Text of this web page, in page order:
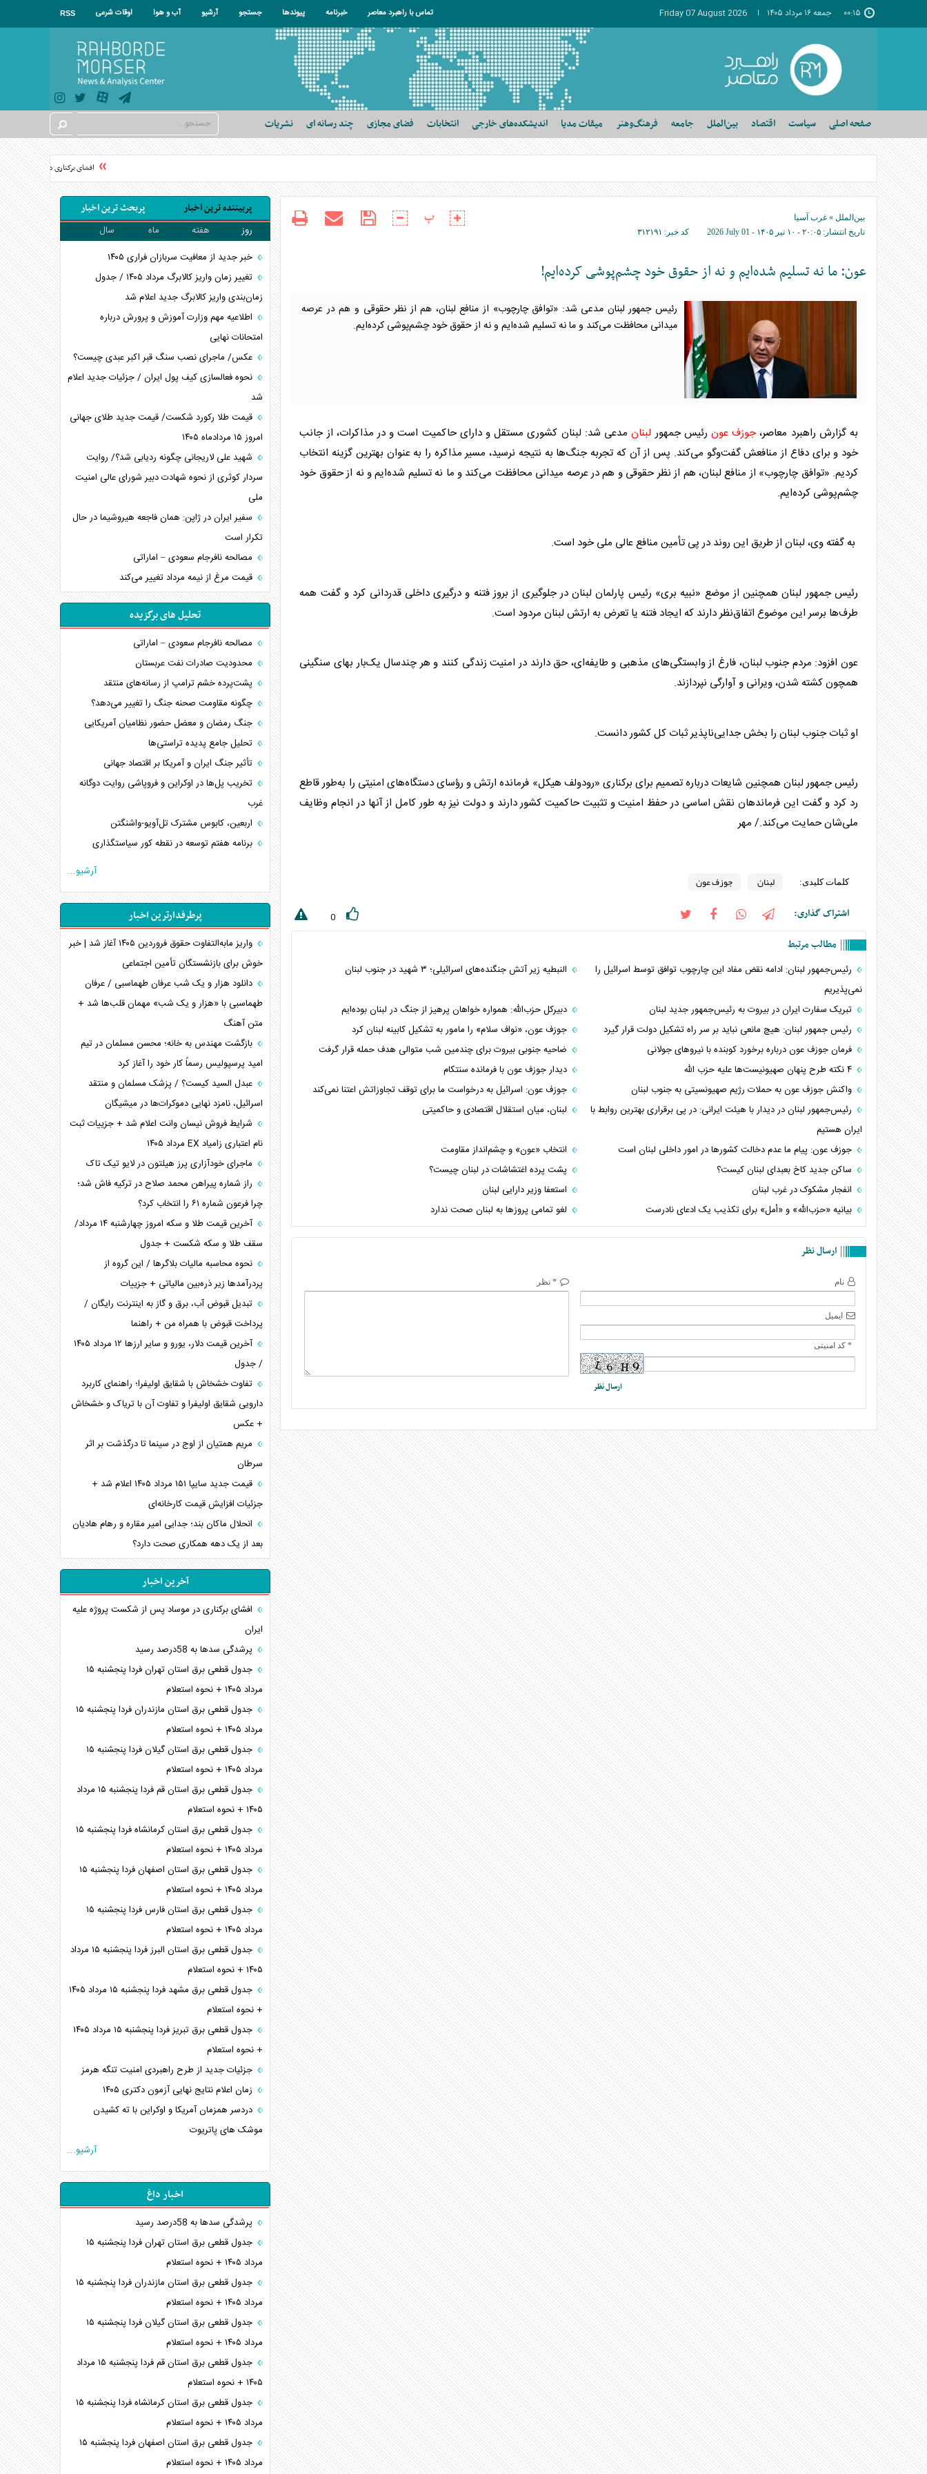
۰۰:۱۵ جمعه ۱۶ مرداد ۱۴۰۵ Friday 07 August 2026 تماس با راهبرد معاصر خبرنامه پیوندها جستجو آرشیو آب و هوا اوقات شرعی RSS
صفحه اصلی سیاست اقتصاد بین‌الملل جامعه فرهنگ‌وهنر میقات مدیا اندیشکده‌های خارجی انتخابات فضای مجازی چند رسانه ای نشریات
افشای برکناری در موساد پس از
بین‌الملل » غرب آسیا
تاریخ انتشار: ۲۰:۰۵ - ۱۰ تير ۱۴۰۵ - 2026 July 01 کد خبر: ۳۱۲۱۹۱
پ
عون: ما نه تسلیم شده‌ایم و نه از حقوق خود چشم‌پوشی کرده‌ایم!
رئیس جمهور لبنان مدعی شد: «توافق چارچوب» از منافع لبنان، هم از نظر حقوقی و هم در عرصه
میدانی محافظت می‌کند و ما نه تسلیم شده‌ایم و نه از حقوق خود چشم‌پوشی کرده‌ایم.
به گزارش راهبرد معاصر،جوزف عون رئیس جمهور لبنانمدعی شد: لبنان کشوری مستقل و دارای حاکمیت است و در مذاکرات، از جانب
خود و برای دفاع از منافعش گفت‌و‌گو می‌کند. پس از آن که تجربه جنگ‌ها به نتیجه نرسید، مسیر مذاکره را به عنوان بهترین گزینه انتخاب
کردیم. «توافق چارچوب» از منافع لبنان، هم از نظر حقوقی و هم در عرصه میدانی محافظت می‌کند و ما نه تسلیم شده‌ایم و نه از حقوق خود
چشم‌پوشی کرده‌ایم.
به گفته وی، لبنان از طریق این روند در پی تأمین منافع عالی ملی خود است.
رئیس جمهور لبنانهمچنین از موضع «نبیه بری» رئیس پارلمان لبناندر جلوگیری از بروز فتنه و درگیری داخلی قدردانی کرد و گفت همه
طرف‌ها برسر این موضوع اتفاق‌نظر دارند که ایجاد فتنه یا تعرض به ارتش لبنان مردود است.
عون افزود: مردم جنوب لبنان، فارغ از وابستگی‌های مذهبی و طایفه‌ای، حق دارند در امنیت زندگی کنند و هر چندسال یک‌بار بهای سنگینی
همچون کشته شدن، ویرانی و آوارگی نپردازند.
او ثبات جنوب لبنان را بخش جدایی‌ناپذیر ثبات کل کشور دانست.
رئیس جمهورلبنان همچنین شایعات درباره تصمیم برای برکناری «رودولف هیکل» فرمانده ارتش و رؤسای دستگاه‌های امنیتی را به‌طور قاطع
رد کرد و گفت این فرماندهان نقش اساسی در حفظ امنیت و تثبیت حاکمیت کشور دارند و دولت نیز به طور کامل از آنها در انجام وظایف
ملی‌شان حمایت می‌کند./ مهر
کلمات کلیدی: لبنان جوزف عون
اشتراک گذاری: 0
مطالب مرتبط
رئیس‌جمهور لبنان: ادامه نقض مفاد این چارچوب توافق توسط اسرائیل را
نمی‌پذیریم
النبطیه زیر آتش جنگنده‌های اسرائیلی؛ ۳ شهید در جنوب لبنان
تبریک سفارت ایران در بیروت به رئیس‌جمهور جدید لبنان
دبیرکل حزب‌الله: همواره خواهان پرهیز از جنگ در لبنان بوده‌ایم
رئیس جمهور لبنان: هیچ مانعی نباید بر سر راه تشکیل دولت قرار گیرد
جوزف عون، «نواف سلام» را مامور به تشکیل کابینه لبنان کرد
فرمان جوزف عون درباره برخورد کوبنده با نیرو‌های جولانی
ضاحیه جنوبی بیروت برای چندمین شب متوالی هدف حمله قرار گرفت
دیدار جوزف عون با فرمانده سنتکام
واکنش جوزف عون به حملات رژیم صهیونسیتی به جنوب لبنان
جوزف عون: اسرائیل به درخواست ما برای توقف تجاوزاتش اعتنا نمی‌کند
رئیس‌جمهور لبنان در دیدار با هیئت ایرانی: در پی برقراری بهترین روابط با
ایران هستیم
لبنان، میان استقلال اقتصادی و حاکمیتی
جوزف عون: پیام ما عدم دخالت کشور‌ها در امور داخلی لبنان است
انتخاب «عون» و چشم‌انداز مقاومت
ساکن جدید کاخ بعبدای لبنان کیست؟
پشت پرده اغتشاشات در لبنان چیست؟
انفجار مشکوک در غرب لبنان
استعفا وزیر دارایی لبنان
بیانیه «حزب‌الله» و «أمل» برای تکذیب یک ادعای نادرست
لغو تمامی پروز‌ها به لبنان صحت ندارد
ارسال نظر
نام
ایمیل
* کد امنیتی
* نظر
پربیننده ترین اخبار پربحث ترین اخبار
روز هفته ماه
سال
خبر جدید از معافیت سربازان فراری ۱۴۰۵
تغییر زمان واریز کالابرگ مرداد ۱۴۰۵ / جدول
زمان‌بندی واریز کالابرگ جدید اعلام شد
اطلاعیه مهم وزارت آموزش و پرورش درباره
امتحانات نهایی
عکس/ ماجرای نصب سنگ قبر اکبر عبدی چیست؟
نحوه فعالسازی کیف پول ایران / جزئیات جدید اعلام
شد
قیمت طلا رکورد شکست/ قیمت جدید طلای جهانی
امروز ۱۵ مردادماه ۱۴۰۵
شهید علی لاریجانی چگونه ردیابی شد؟/ روایت
سردار کوثری از نحوه شهادت دبیر شورای عالی امنیت
ملی
سفیر ایران در ژاپن: همان فاجعه هیروشیما در حال
تکرار است
مصالحه نافرجام سعودی – اماراتی
قیمت مرغ از نیمه مرداد تغییر می‌کند
تحلیل های برگزیده
مصالحه نافرجام سعودی – اماراتی
محدودیت صادرات نفت عربستان
پشت‌پرده خشم ترامپ از رسانه‌های منتقد
چگونه مقاومت صحنه جنگ را تغییر می‌دهد؟
جنگ رمضان و معضل حضور نظامیان آمریکایی
تحلیل جامع پدیده تراستی‌ها
تأثیر جنگ ایران و آمریکا بر اقتصاد جهانی
تخریب پل‌ها در اوکراین و فروپاشی روایت دوگانه
غرب
اربعین، کابوس مشترک تل‌آویو-واشنگتن
برنامه هفتم توسعه در نقطه کور سیاستگذاری
کنوانسیون دریای خزر در راستای منافع ملی است؟
اهمیت راهبردی اردن برای آمریکا
پیام، ظرفیت بالفعل‌نشده تجارت ایران
همسویی عربستان با سنتکام علیه متحدان ایران
ترامپ و توهم خلع سلاح حماس
چرا کویت به دنبال شریک امنیتی جدید است؟
اعتراف غرب به قدرت ایران در تثبیت معادلات
خطای راهبردی ترامپ مقابل برزیل
متن و حاشیه سفر نتانیاهو به آمریکا
آرشیو...
پرطرفدارترین اخبار
واریز مابه‌التفاوت حقوق فروردین ۱۴۰۵ آغاز شد | خبر
خوش برای بازنشستگان تأمین اجتماعی
دانلود هزار و یک شب عرفان طهماسبی / عرفان
طهماسبی با «هزار و یک شب» مهمان قلب‌ها شد +
متن آهنگ
بازگشت مهندس به خانه؛ محسن مسلمان در تیم
امید پرسپولیس رسماً کار خود را آغاز کرد
عبدل السید کیست؟ / پزشک مسلمان و منتقد
اسرائیل، نامزد نهایی دموکرات‌ها در میشیگان
شرایط فروش نیسان وانت اعلام شد + جزییات ثبت
نام اعتباری زامیاد EX مرداد ۱۴۰۵
ماجرای خودآزاری پرز هیلتون در لایو تیک تاک
راز شماره پیراهن محمد صلاح در ترکیه فاش شد؛
چرا فرعون شماره ۶۱ را انتخاب کرد؟
آخرین قیمت طلا و سکه امروز چهارشنبه ۱۴ مرداد/
سقف طلا و سکه شکست + جدول
نحوه محاسبه مالیات بلاگر‌ها / این گروه از
پردرآمد‌ها زیر ذره‌بین مالیاتی + جزییات
تبدیل قبوض آب، برق و گاز به اینترنت رایگان /
پرداخت قبوض با همراه من + راهنما
آخرین قیمت دلار، یورو و سایر ارز‌ها ۱۲ مرداد ۱۴۰۵
/ جدول
تفاوت خشخاش با شقایق اولیفرا؛ راهنمای کاربرد
دارویی شقایق اولیفرا و تفاوت آن با تریاک و خشخاش
+ عکس
مریم همتیان از اوج در سینما تا درگذشت بر اثر
سرطان
قیمت جدید سایپا ۱۵۱ مرداد ۱۴۰۵ اعلام شد +
جزئیات افزایش قیمت کارخانه‌ای
انحلال ماکان بند؛ جدایی امیر مقاره و رهام هادیان
بعد از یک دهه همکاری صحت دارد؟
آخرین اخبار
افشای برکناری در موساد پس از شکست پروژه علیه
ایران
پرشدگی سدها به 58درصد رسید
جدول قطعی برق استان تهران فردا پنجشنبه ۱۵
مرداد ۱۴۰۵ + نحوه استعلام
جدول قطعی برق استان مازندران فردا پنجشنبه ۱۵
مرداد ۱۴۰۵ + نحوه استعلام
جدول قطعی برق استان گیلان فردا پنجشنبه ۱۵
مرداد ۱۴۰۵ + نحوه استعلام
جدول قطعی برق استان قم فردا پنجشنبه ۱۵ مرداد
۱۴۰۵ + نحوه استعلام
جدول قطعی برق استان کرمانشاه فردا پنجشنبه ۱۵
مرداد ۱۴۰۵ + نحوه استعلام
جدول قطعی برق استان اصفهان فردا پنجشنبه ۱۵
مرداد ۱۴۰۵ + نحوه استعلام
جدول قطعی برق استان فارس فردا پنجشنبه ۱۵
مرداد ۱۴۰۵ + نحوه استعلام
جدول قطعی برق استان البرز فردا پنجشنبه ۱۵ مرداد
۱۴۰۵ + نحوه استعلام
جدول قطعی برق مشهد فردا پنجشنبه ۱۵ مرداد ۱۴۰۵
+ نحوه استعلام
جدول قطعی برق تبریز فردا پنجشنبه ۱۵ مرداد ۱۴۰۵
+ نحوه استعلام
جزئیات جدید از طرح راهبردی امنیت تنگه هرمز
زمان اعلام نتایج نهایی آزمون دکتری ۱۴۰۵
دردسر همزمان آمریکا و اوکراین با ته کشیدن
موشک های پاتریوت
آرشیو...
اخبار داغ
پرشدگی سدها به 58درصد رسید
جدول قطعی برق استان تهران فردا پنجشنبه ۱۵
مرداد ۱۴۰۵ + نحوه استعلام
جدول قطعی برق استان مازندران فردا پنجشنبه ۱۵
مرداد ۱۴۰۵ + نحوه استعلام
جدول قطعی برق استان گیلان فردا پنجشنبه ۱۵
مرداد ۱۴۰۵ + نحوه استعلام
جدول قطعی برق استان قم فردا پنجشنبه ۱۵ مرداد
۱۴۰۵ + نحوه استعلام
جدول قطعی برق استان کرمانشاه فردا پنجشنبه ۱۵
مرداد ۱۴۰۵ + نحوه استعلام
جدول قطعی برق استان اصفهان فردا پنجشنبه ۱۵
مرداد ۱۴۰۵ + نحوه استعلام